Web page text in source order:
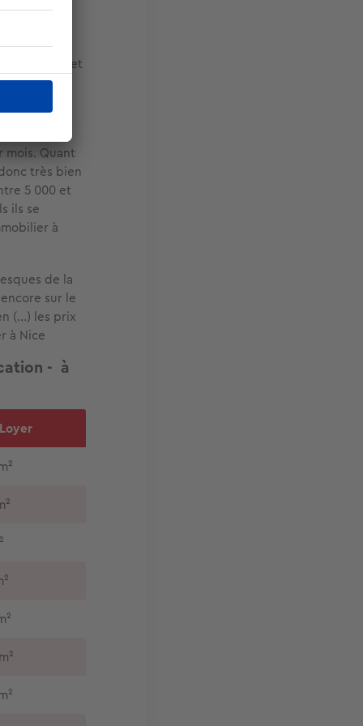
000 €.
pour un T3 et
agent
entre
mois. Quant
très bien
5 000 et
ils se
à
de la
sur le
(…) les prix
à Nice
- à
Loyer